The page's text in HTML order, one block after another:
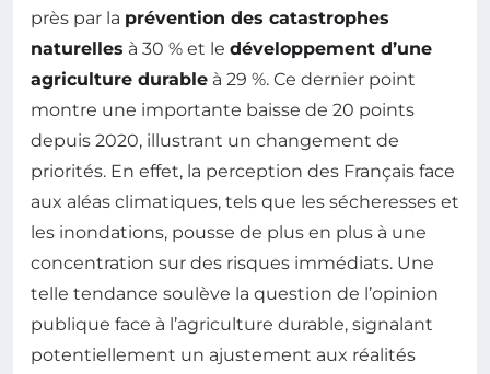
près par la prévention des catastrophes
naturelles à 30 % et le développement d’une
agriculture durable à 29 %. Ce dernier point
montre une importante baisse de 20 points
depuis 2020, illustrant un changement de
priorités. En effet, la perception des Français face
aux aléas climatiques, tels que les sécheresses et
les inondations, pousse de plus en plus à une
concentration sur des risques immédiats. Une
telle tendance soulève la question de l’opinion
publique face à l’agriculture durable, signalant
potentiellement un ajustement aux réalités